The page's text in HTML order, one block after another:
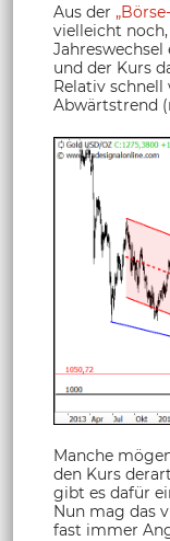
Aus der
vielleicht
und der Kurs
Relativ
Abwärtstrend
Manche
den Kurs
gibt es dafür
Nun mag das
fast immer